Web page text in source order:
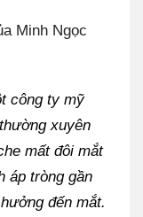
Minh Ngọc
công ty mỹ
xuyên
mất đôi mắt
áp tròng gần
đến mắt.